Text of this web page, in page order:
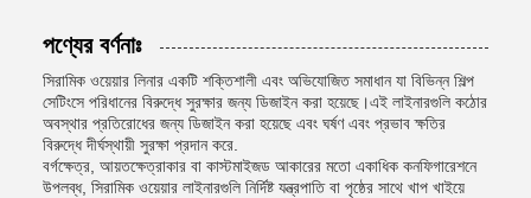
পণ্যের বর্ণনাঃ
সিরামিক ওয়েয়ার লিনার একটি শক্তিশালী এবং অভিযোজিত সমাধান যা বিভিন্ন শিল্প
সেটিংসে পরিধানের বিরুদ্ধে সুরক্ষার জন্য ডিজাইন করা হয়েছে।এই লাইনারগুলি কঠোর
অবস্থার প্রতিরোধের জন্য ডিজাইন করা হয়েছে এবং ঘর্ষণ এবং প্রভাব ক্ষতির
বিরুদ্ধে দীর্ঘস্থায়ী সুরক্ষা প্রদান করে.
বর্গক্ষেত্র, আয়তক্ষেত্রাকার বা কাস্টমাইজড আকারের মতো একাধিক কনফিগারেশনে
উপলব্ধ, সিরামিক ওয়েয়ার লাইনারগুলি নির্দিষ্ট যন্ত্রপাতি বা পৃষ্ঠের সাথে খাপ খাইয়ে